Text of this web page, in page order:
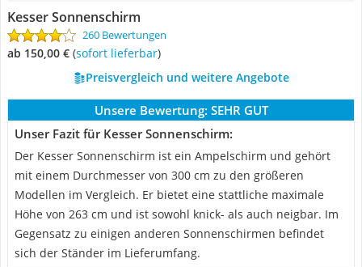
Kesser Sonnenschirm
260 Bewertungen
ab 150,00 € ( Sofort lieferbar)
Preisvergleich und weitere Angebote
Unsere Bewertung: SEHR GUT
Unser Fazit für Kesser Sonnenschirm:
Der Kesser Sonnenschirm ist ein Ampelschirm und gehört
mit einem Durchmesser von 300 cm zu den größeren
Modellen im Vergleich. Er bietet eine stattliche maximale
Höhe von 263 cm und ist sowohl knick- als auch neigbar. Im
Gegensatz zu einigen anderen Sonnenschirmen befindet
sich der Ständer im Lieferumfang.